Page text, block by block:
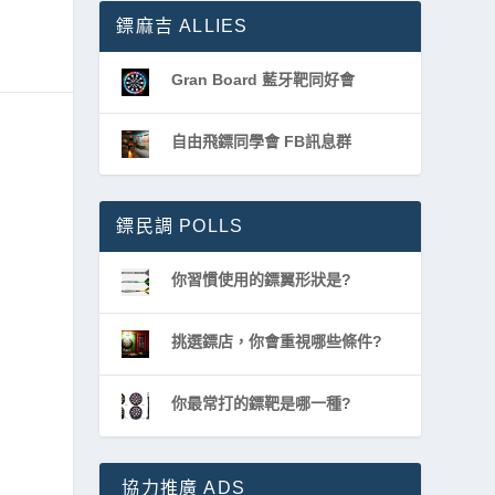
鏢麻吉 ALLIES
Gran Board 藍牙靶同好會
自由飛鏢同學會 FB訊息群
鏢民調 POLLS
你習慣使用的鏢翼形狀是?
挑選鏢店，你會重視哪些條件?
你最常打的鏢靶是哪一種?
協力推廣 ADS